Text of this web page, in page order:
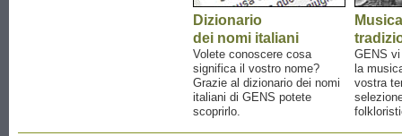
Dizionario
dei nomi italiani
Volete conoscere cosa
significa il vostro nome?
Grazie al dizionario dei nomi
italiani di GENS potete
scoprirlo.
Musica
GENS
la
vostra